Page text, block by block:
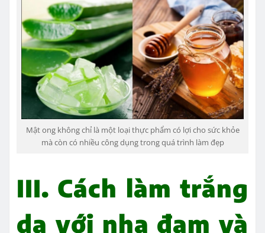
Mật ong không chỉ là một loại thực phẩm có lợi cho sức khỏe
mà còn có nhiều công dụng trong quá trình làm đẹp
III. Cách làm trắng
da với nha đam và